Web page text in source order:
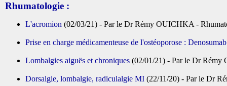
Rhumatologie :
L'acromion (02/03/21) - Par le Dr Rémy OUICHKA -
Prise en charge médicamenteuse de l'ostéoporose :
Lombalgies aiguës et chroniques (02/01/21) - Par le Dr
Dorsalgie, lombalgie, radiculalgie MI (22/11/20) - Par le Dr